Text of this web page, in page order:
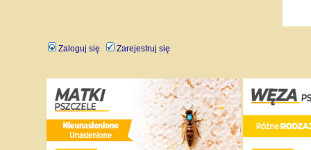
Zaloguj się Zarejestruj się